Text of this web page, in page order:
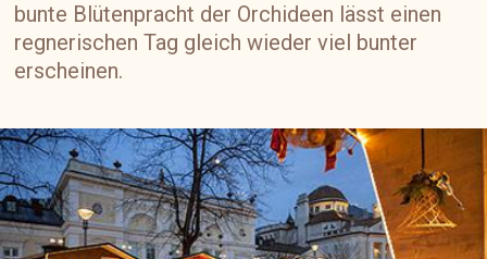
bunte Blütenpracht der Orchideen lässt einen
regnerischen Tag gleich wieder viel bunter
erscheinen.